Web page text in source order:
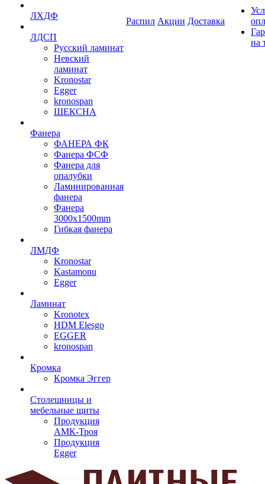
ЛХДФ
ЛДСП
Русский ламинат
Невский
ламинат
Kronostar
Egger
kronospan
ШЕКСНА
Фанера
ФАНЕРА ФК
Фанера ФСФ
Фанера для
опалубки
Ламинированная
фанера
Фанера
3000х1500mm
Гибкая фанера
ЛМДФ
Kronostar
Kastamonu
Egger
Ламинат
Kronotex
HDM Elesgo
EGGER
kronospan
Кромка
Кромка Эггер
Столешницы и
мебельные щиты
Продукция
АМК-Троя
Продукция
Egger
Распил Акции Доставка
на